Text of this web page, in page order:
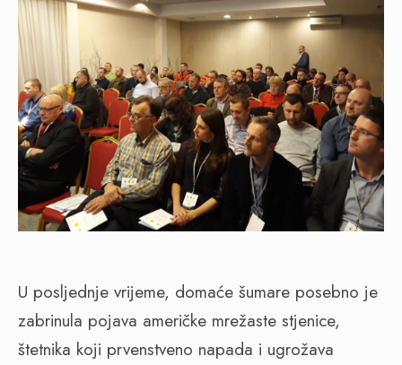
U posljednje vrijeme, domaće šumare posebno je
zabrinula pojava američke mrežaste stjenice,
štetnika koji prvenstveno napada i ugrožava